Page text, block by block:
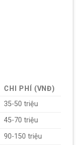
CHI PHÍ (VNĐ)
35-50 triệu
45-70 triệu
90-150 triệu